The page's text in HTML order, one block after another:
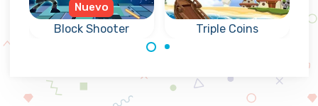
Block Shooter
Nuevo
hacia arriba y
Triple Coins
monedas iguales
girando el tablero.